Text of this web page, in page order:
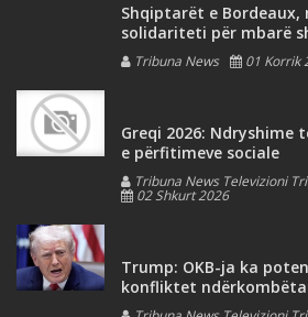
Shqiptarët e Bordeaux,
solidariteti për mbarë
Tribuna News 01 Korrik
Greqi 2026: Ndryshime
e përfitimeve sociale
Tribuna News Televizioni
02 Shkurt 2026
Trump: OKB-ja ka
konfliktet